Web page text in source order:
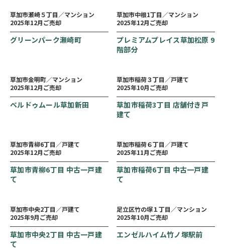
草加市瀬崎５丁目／マンション
2025年12月ご売却
グリーンパーク瀬崎町
草加市中根1丁目／マンション
2025年12月ご売却
プレミアムプレイス草加松原 9
階部分
草加市金明町／マンション
2025年12月ご売却
ベルドゥムール草加新田
草加市稲荷３丁目／戸建て
2025年10月ご売却
草加市稲荷3丁目 店舗付き戸
建て
草加市青柳6丁目／戸建て
2025年12月ご売却
草加市青柳6丁目 中古一戸建
て
草加市稲荷６丁目／戸建て
2025年11月ご売却
草加市稲荷6丁目 中古一戸建
て
草加市中央2丁目／戸建て
2025年9月ご売却
草加市中央2丁目 中古一戸建
て
足立区竹の塚１丁目／マンション
2025年10月ご売却
エンゼルハイム竹ノ塚駅前